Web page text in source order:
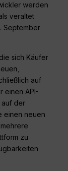
werden
veraltet
September
sich Käufer
auf
einen API-
der
einen neuen
zu